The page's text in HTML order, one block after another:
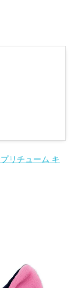
リチューム キ